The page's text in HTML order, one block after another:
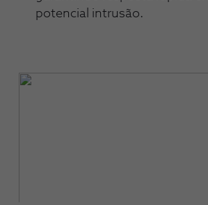
potencial intrusão.